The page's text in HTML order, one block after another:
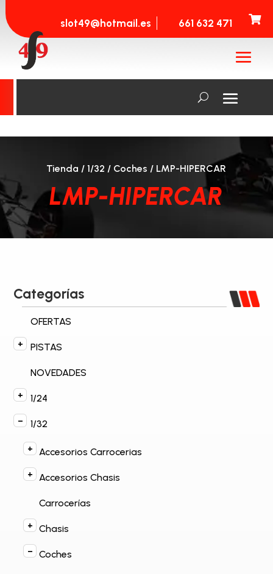
slot49@hotmail.es 661 632 471 
Tienda /1/32 / Coches / LMP-HIPERCAR
LMP-HIPERCAR
Categorías
OFERTAS
PISTAS
NOVEDADES
1/24
1/32
Accesorios Carrocerias
Accesorios Chasis
Carrocerías
Chasis
Coches